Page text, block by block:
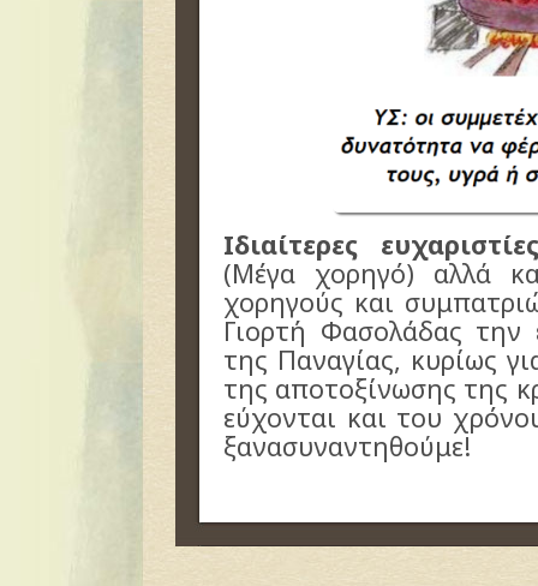
Ιδιαίτερες ευχαριστίες
(Μέγα χορηγό) αλλά
χορηγούς και
Γιορτή Φασολάδας
της Παναγίας, κυρίως
της αποτοξίνωσης της
εύχονται και του
ξανασυναντηθούμε!